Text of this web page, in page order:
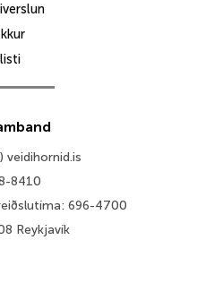
veidihornid.is
8410
696-4700
Reykjavík